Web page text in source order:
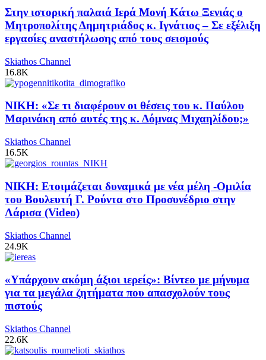
Στην ιστορική παλαιά Ιερά Μονή Κάτω Ξενιάς ο
Μητροπολίτης Δημητριάδος κ. Ιγνάτιος – Σε εξέλιξη
εργασίες αναστήλωσης από τους σεισμούς
Skiathos Channel
16.8K
ΝΙΚΗ: «Σε τι διαφέρουν οι θέσεις του κ. Παύλου
Μαρινάκη από αυτές της κ. Δόμνας Μιχαηλίδου;»
Skiathos Channel
16.5K
ΝΙΚΗ: Ετοιμάζεται δυναμικά με νέα μέλη -Ομιλία
του Βουλευτή Γ. Ρούντα στο Προσυνέδριο στην
Λάρισα (Video)
Skiathos Channel
24.9K
«Υπάρχουν ακόμη άξιοι ιερείς»: Βίντεο με μήνυμα
για τα μεγάλα ζητήματα που απασχολούν τους
πιστούς
Skiathos Channel
22.6K